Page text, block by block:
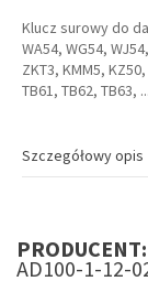
Klucz surowy do
WA54, WG54,
ZKT3, KMM5,
TB61, TB62, TB63, ...
Szczegółowy opis
PRODUCENT:
AD100-1-12-